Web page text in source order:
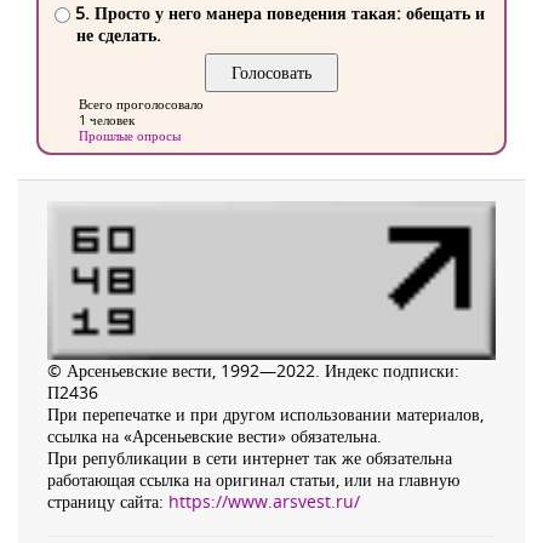
5. Просто у него манера поведения такая: обещать и
не сделать.
Всего проголосовало
1 человек
Прошлые опросы
© Арсеньевские вести, 1992—2022. Индекс подписки:
П2436
При перепечатке и при другом использовании материалов,
ссылка на «Арсеньевские вести» обязательна.
При републикации в сети интернет так же обязательна
работающая ссылка на оригинал статьи, или на главную
страницу сайта: https://www.arsvest.ru/